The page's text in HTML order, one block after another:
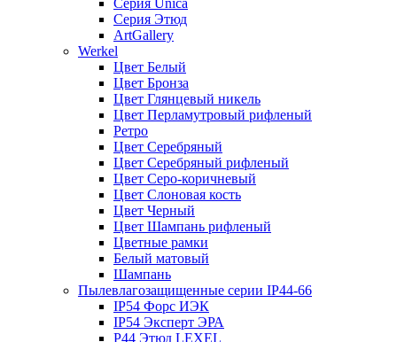
Серия Этюд
ArtGallery
Werkel
Цвет Белый
Цвет Бронза
Цвет Глянцевый никель
Цвет Перламутровый рифленый
Ретро
Цвет Серебряный
Цвет Серебряный рифленый
Цвет Серо-коричневый
Цвет Слоновая кость
Цвет Черный
Цвет Шампань рифленый
Цветные рамки
Белый матовый
Шампань
Пылевлагозащищенные серии IP44-66
IP54 Форс ИЭК
IP54 Эксперт ЭРА
P44 Этюд LEXEL